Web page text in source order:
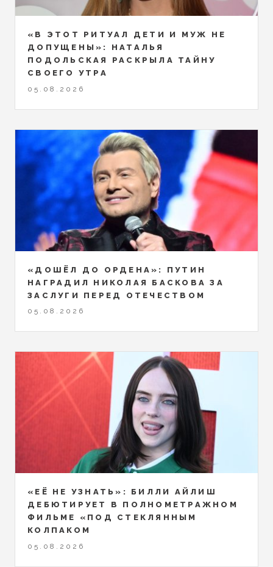
«В ЭТОТ РИТУАЛ ДЕТИ И МУЖ НЕ
ДОПУЩЕНЫ»: НАТАЛЬЯ
ПОДОЛЬСКАЯ РАСКРЫЛА ТАЙНУ
СВОЕГО УТРА
05.08.2026
«ДОШЁЛ ДО ОРДЕНА»: ПУТИН
НАГРАДИЛ НИКОЛАЯ БАСКОВА ЗА
ЗАСЛУГИ ПЕРЕД ОТЕЧЕСТВОМ
05.08.2026
«ЕЁ НЕ УЗНАТЬ»: БИЛЛИ АЙЛИШ
ДЕБЮТИРУЕТ В ПОЛНОМЕТРАЖНОМ
ФИЛЬМЕ «ПОД СТЕКЛЯННЫМ
КОЛПАКОМ
05.08.2026